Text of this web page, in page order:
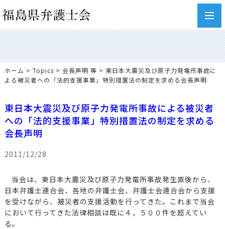
ホーム > Topics > 会長声明 等 > 東日本大震災及び原子力発電所事故に
よる被災者への「法的支援事業」特別措置法の制定を求める会長声明
東日本大震災及び原子力発電所事故による被災者
への「法的支援事業」特別措置法の制定を求める
会長声明
2011/12/28
当会は、東日本大震災及び原子力発電所事故発生直後から、
日本弁護士連合会、各地の弁護士会、弁護士会連合会から支援
を受けながら、被災者の支援活動を行ってきた。これまで当会
において行ってきた法律相談は既に４，５００件を超えてい
る。